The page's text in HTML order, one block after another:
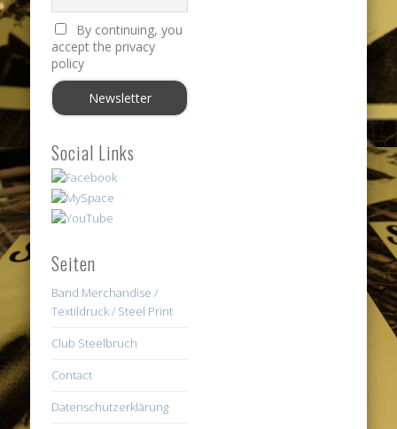
By continuing, you
accept the privacy
policy
Social Links
Seiten
Band Merchandise /
Textildruck / Steel Print
Club Steelbruch
Contact
Datenschutzerklärung